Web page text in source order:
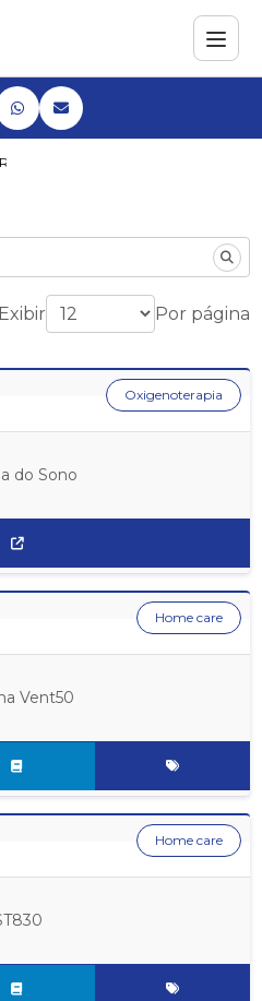
Exibir Por página
do Sono
Oxigenoterapia
Vent50
Home care
Home care